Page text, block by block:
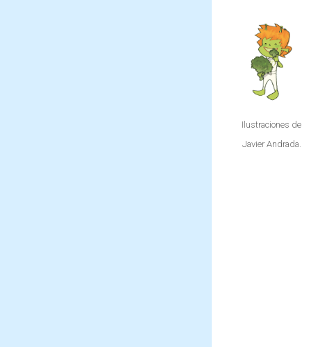
de plantas
en un
santiamén.
Ilustraciones de
Javier Andrada.